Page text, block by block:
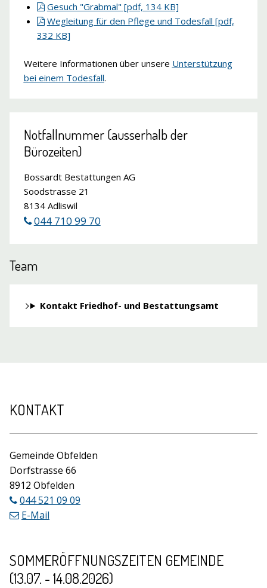
Gesuch "Grabmal" [pdf, 134 KB]
Wegleitung für den Pflege und Todesfall [pdf,
332 KB]
Weitere Informationen über unsere Unterstützung
bei einem Todesfall.
Notfallnummer (ausserhalb der
Bürozeiten)
Bossardt Bestattungen AG
Soodstrasse 21
8134 Adliswil
044 710 99 70
Team
Kontakt Friedhof- und Bestattungsamt
Footer
KONTAKT
Gemeinde Obfelden
Dorfstrasse 66
8912 Obfelden
044 521 09 09
E-Mail
SOMMERÖFFNUNGSZEITEN GEMEINDE
(13.07. - 14.08.2026)